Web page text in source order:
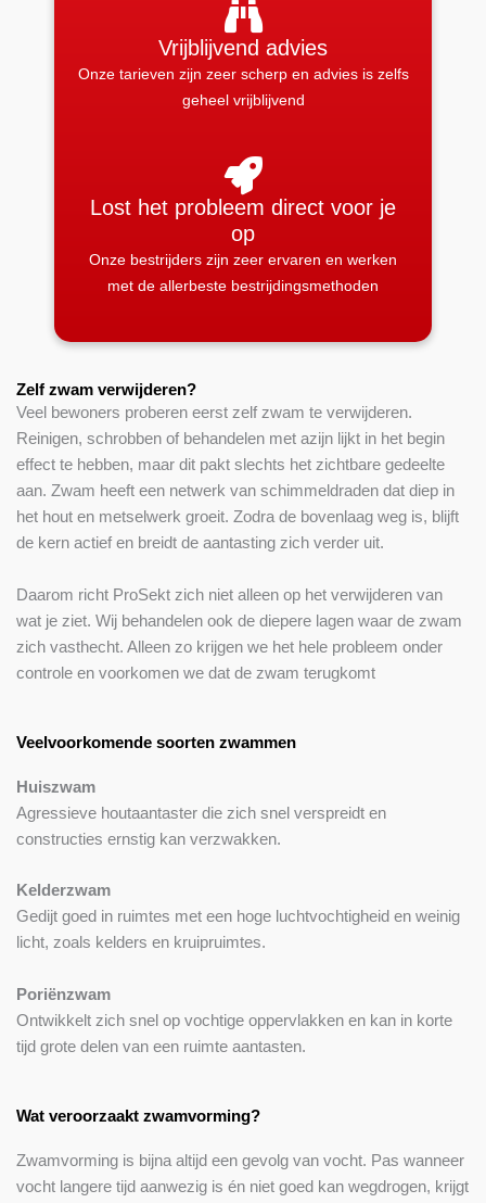
Vrijblijvend advies
Onze tarieven zijn zeer scherp en advies is zelfs
geheel vrijblijvend
Lost het probleem direct voor je
op
Onze bestrijders zijn zeer ervaren en werken
met de allerbeste bestrijdingsmethoden
Zelf zwam verwijderen?
Veel bewoners proberen eerst zelf zwam te verwijderen.
Reinigen, schrobben of behandelen met azijn lijkt in het begin
effect te hebben, maar dit pakt slechts het zichtbare gedeelte
aan. Zwam heeft een netwerk van schimmeldraden dat diep in
het hout en metselwerk groeit. Zodra de bovenlaag weg is, blijft
de kern actief en breidt de aantasting zich verder uit.
Daarom richt ProSekt zich niet alleen op het verwijderen van
wat je ziet. Wij behandelen ook de diepere lagen waar de zwam
zich vasthecht. Alleen zo krijgen we het hele probleem onder
controle en voorkomen we dat de zwam terugkomt
Veelvoorkomende soorten zwammen
Huiszwam
Agressieve houtaantaster die zich snel verspreidt en
constructies ernstig kan verzwakken.
Kelderzwam
Gedijt goed in ruimtes met een hoge luchtvochtigheid en weinig
licht, zoals kelders en kruipruimtes.
Poriënzwam
Ontwikkelt zich snel op vochtige oppervlakken en kan in korte
tijd grote delen van een ruimte aantasten.
Wat veroorzaakt zwamvorming?
Zwamvorming is bijna altijd een gevolg van vocht. Pas wanneer
vocht langere tijd aanwezig is én niet goed kan wegdrogen, krijgt